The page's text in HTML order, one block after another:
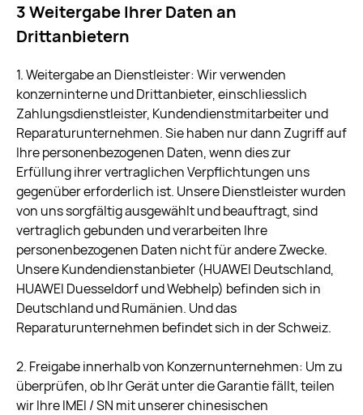
3 Weitergabe Ihrer Daten an
Drittanbietern
1. Weitergabe an Dienstleister: Wir verwenden
konzerninterne und Drittanbieter, einschliesslich
Zahlungsdienstleister, Kundendienstmitarbeiter und
Reparaturunternehmen. Sie haben nur dann Zugriff auf
Ihre personenbezogenen Daten, wenn dies zur
Erfüllung ihrer vertraglichen Verpflichtungen uns
gegenüber erforderlich ist. Unsere Dienstleister wurden
von uns sorgfältig ausgewählt und beauftragt, sind
vertraglich gebunden und verarbeiten Ihre
personenbezogenen Daten nicht für andere Zwecke.
Unsere Kundendienstanbieter (HUAWEI Deutschland,
HUAWEI Duesseldorf und Webhelp) befinden sich in
Deutschland und Rumänien. Und das
Reparaturunternehmen befindet sich in der Schweiz.
2. Freigabe innerhalb von Konzernunternehmen: Um zu
überprüfen, ob Ihr Gerät unter die Garantie fällt, teilen
wir Ihre IMEI / SN mit unserer chinesischen